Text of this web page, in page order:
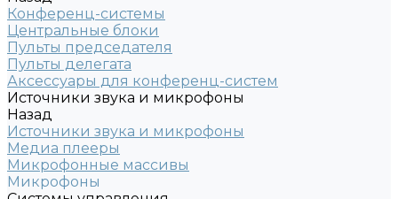
Конференц-системы
Центральные блоки
Пульты председателя
Пульты делегата
Аксессуары для конференц-систем
Источники звука и микрофоны
Назад
Источники звука и микрофоны
Медиа плееры
Микрофонные массивы
Микрофоны